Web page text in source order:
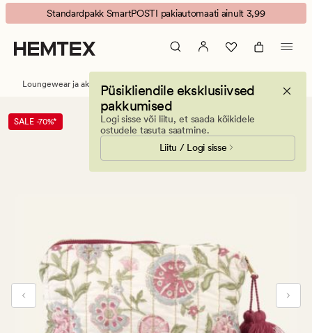
Petronella
kosmeetikakott
mitmevärviline/roosa
Animated
banner.
Press
ESCAPE
Standardpakk SmartPOSTI pakiautomaati ainult 3,99
Püsikliendile eksklusiivsed
pakkumised
Logi sisse või liitu, et saada kõikidele
ostudele tasuta saatmine.
Liitu / Logi sisse
Loungewear ja aksessuaarid Meigikotid
SALE -70%*